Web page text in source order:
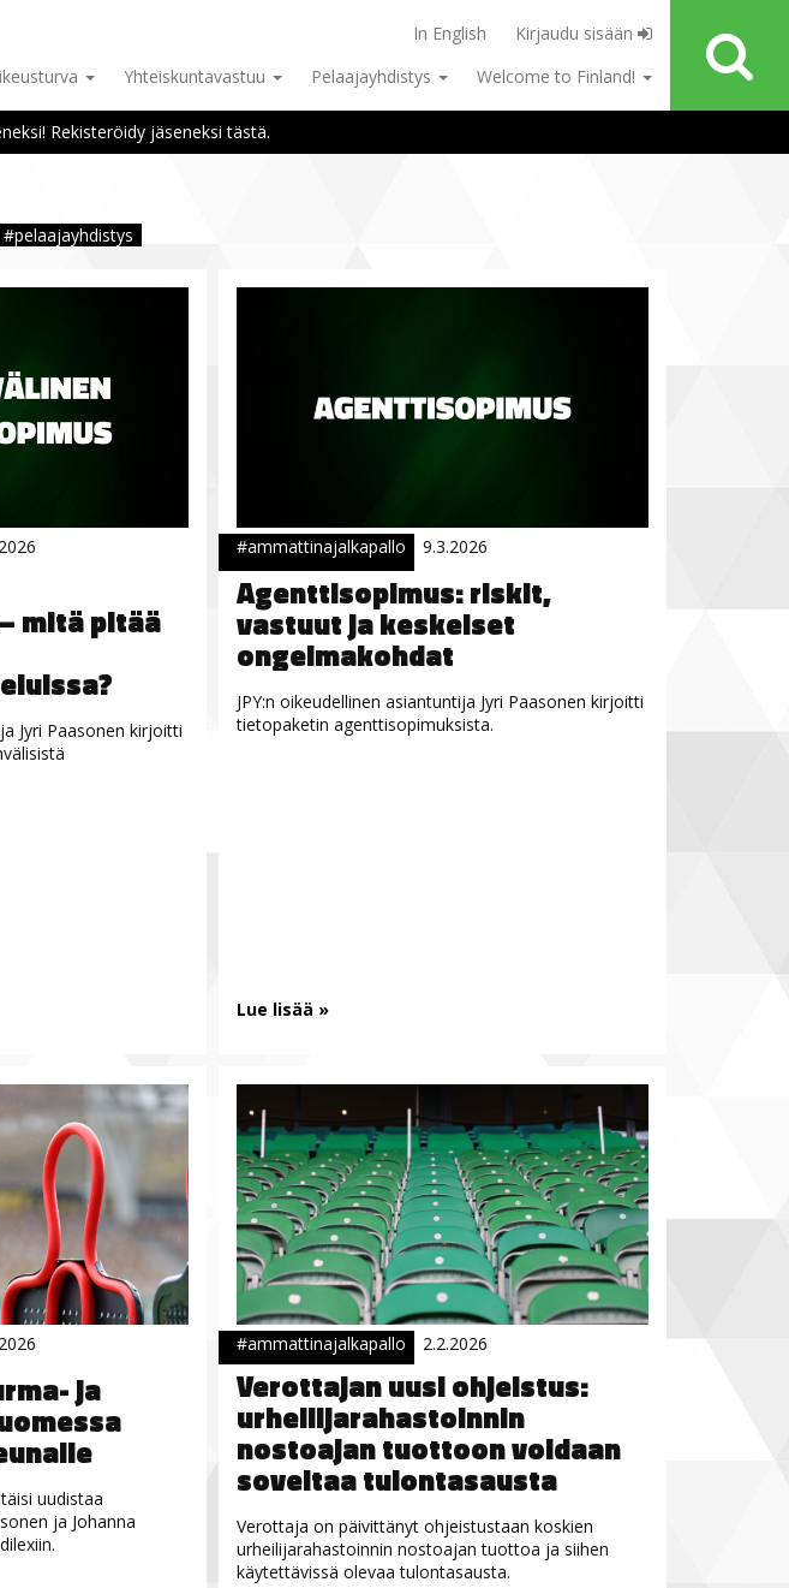
In English
Kirjaudu sisään
Yhteiskuntavastuu Pelaajayhdistys Welcome to Finland!
Rekisteröidy jäseneksi tästä.
#pelaajayhdistys
mitä pitää
Jyri Paasonen kirjoitti
#ammattinajalkapallo 9.3.2026
Agenttisopimus: riskit,
vastuut ja keskeiset
ongelmakohdat
JPY:n oikeudellinen asiantuntija Jyri Paasonen kirjoitti
tietopaketin agenttisopimuksista.
Lue lisää »
ja
uudistaa
ja Johanna
#ammattinajalkapallo 2.2.2026
Verottajan uusi ohjeistus:
urheilijarahastoinnin
nostoajan tuottoon voidaan
soveltaa tulontasausta
Verottaja on päivittänyt ohjeistustaan koskien
urheilijarahastoinnin nostoajan tuottoa ja siihen
käytettävissä olevaa tulontasausta.